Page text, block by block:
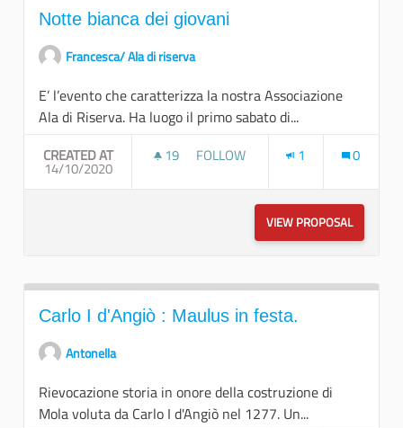
Notte bianca dei giovani
Francesca/ Ala di riserva
E’ l’evento che caratterizza la nostra Associazione
Ala di Riserva. Ha luogo il primo sabato di...
CREATED AT
14/10/2020
19 19 FOLLOWERS
FOLLOW 1 0
VIEW PROPOSALNOTTE
Carlo I d'Angiò : Maulus in festa.
Antonella
Rievocazione storia in onore della costruzione di
Mola voluta da Carlo I d'Angiò nel 1277. Un...